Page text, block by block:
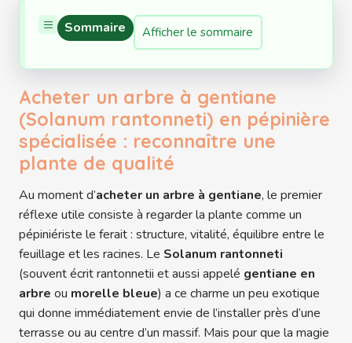
Sommaire Afficher le sommaire
Acheter un arbre à gentiane
(Solanum rantonneti) en pépinière
spécialisée : reconnaître une
plante de qualité
Au moment d’acheter un arbre à gentiane, le premier
réflexe utile consiste à regarder la plante comme un
pépiniériste le ferait : structure, vitalité, équilibre entre le
feuillage et les racines. Le Solanum rantonneti
(souvent écrit rantonnetii et aussi appelé gentiane en
arbre ou morelle bleue) a ce charme un peu exotique
qui donne immédiatement envie de l’installer près d’une
terrasse ou au centre d’un massif. Mais pour que la magie